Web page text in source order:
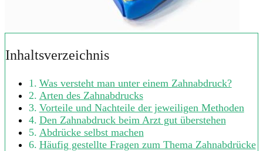
Inhaltsverzeichnis
Was versteht man unter einem Zahnabdruck?
Arten des Zahnabdrucks
Vorteile und Nachteile der jeweiligen Methoden
Den Zahnabdruck beim Arzt gut überstehen
Abdrücke selbst machen
Häufig gestellte Fragen zum Thema Zahnabdrücke